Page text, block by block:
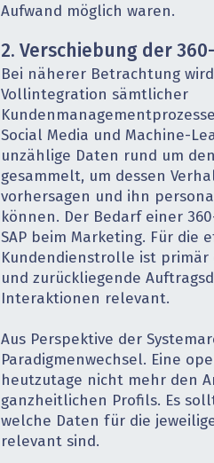
Aufwand möglich waren.
2. Verschiebung der
Bei näherer Betrachtung
Vollintegration sämtlicher
Social Media und Machine-
unzählige Daten rund um
gesammelt, um dessen
vorhersagen und ihn
können. Der Bedarf einer
SAP beim Marketing. Für die
Kundendienstrolle ist
und zurückliegende
Interaktionen relevant.
Aus Perspektive der
Paradigmenwechsel. Eine
heutzutage nicht mehr den
ganzheitlichen Profils. Es
welche Daten für die
relevant sind.